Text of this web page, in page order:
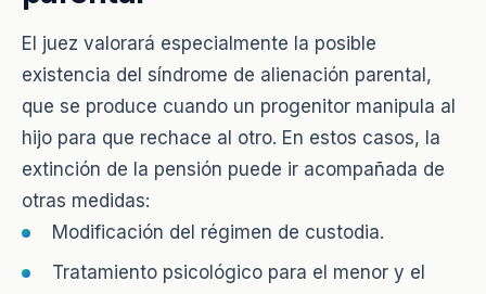
El juez valorará especialmente la posible
existencia del síndrome de alienación parental,
que se produce cuando un progenitor manipula al
hijo para que rechace al otro. En estos casos, la
extinción de la pensión puede ir acompañada de
otras medidas:
Modificación del régimen de custodia.
Tratamiento psicológico para el menor y el